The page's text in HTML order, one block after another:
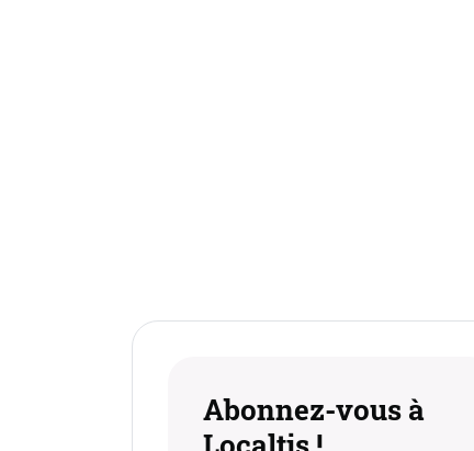
Abonnez-vous à